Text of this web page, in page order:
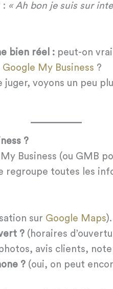
: « Ah bon je suis sur
bien réel : peut-on
Google My Business ?
voyons un peu
?
Business (ou GMB
toutes les
sur Google Maps).
? (horaires
avis clients,
? (oui, on peut